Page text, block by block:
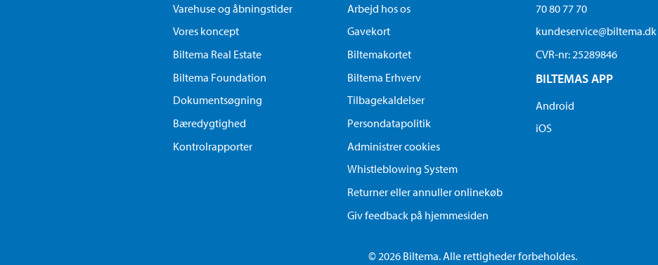
Varehuse og åbningstider
Vores koncept
Biltema Real Estate
Biltema Foundation
Dokumentsøgning
Bæredygtighed
Kontrolrapporter
Arbejd hos os
Gavekort
Biltemakortet
Biltema Erhverv
Tilbagekaldelser
Persondatapolitik
Administrer cookies
Whistleblowing System
Returner eller annuller onlinekøb
Giv feedback på hjemmesiden
70 80 77 70
kundeservice@biltema.dk
CVR-nr: 25289846
BILTEMAS APP
Android
iOS
© 2026 Biltema. Alle rettigheder forbeholdes.